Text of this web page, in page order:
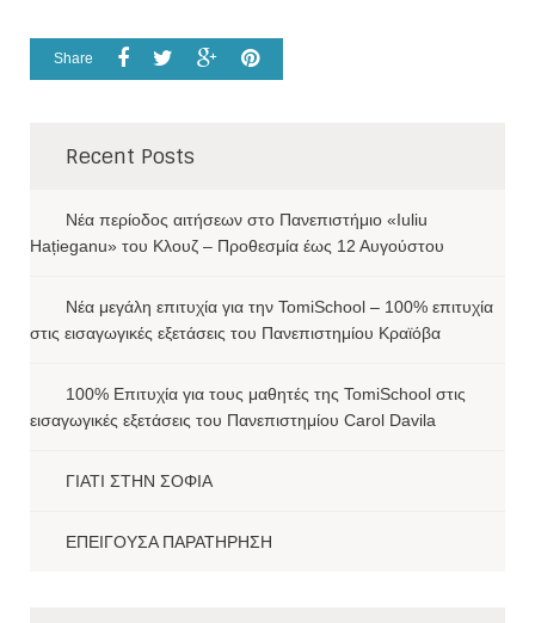
Share
Recent Posts
Νέα περίοδος αιτήσεων στο Πανεπιστήμιο «Iuliu
Hațieganu» του Κλουζ – Προθεσμία έως 12 Αυγούστου
Νέα μεγάλη επιτυχία για την TomiSchool – 100% επιτυχία
στις εισαγωγικές εξετάσεις του Πανεπιστημίου Κραϊόβα
100% Επιτυχία για τους μαθητές της TomiSchool στις
εισαγωγικές εξετάσεις του Πανεπιστημίου Carol Davila
ΓΙΑΤΙ ΣΤΗΝ ΣΟΦΙΑ
ΕΠΕΙΓΟΥΣΑ ΠΑΡΑΤΗΡΗΣΗ